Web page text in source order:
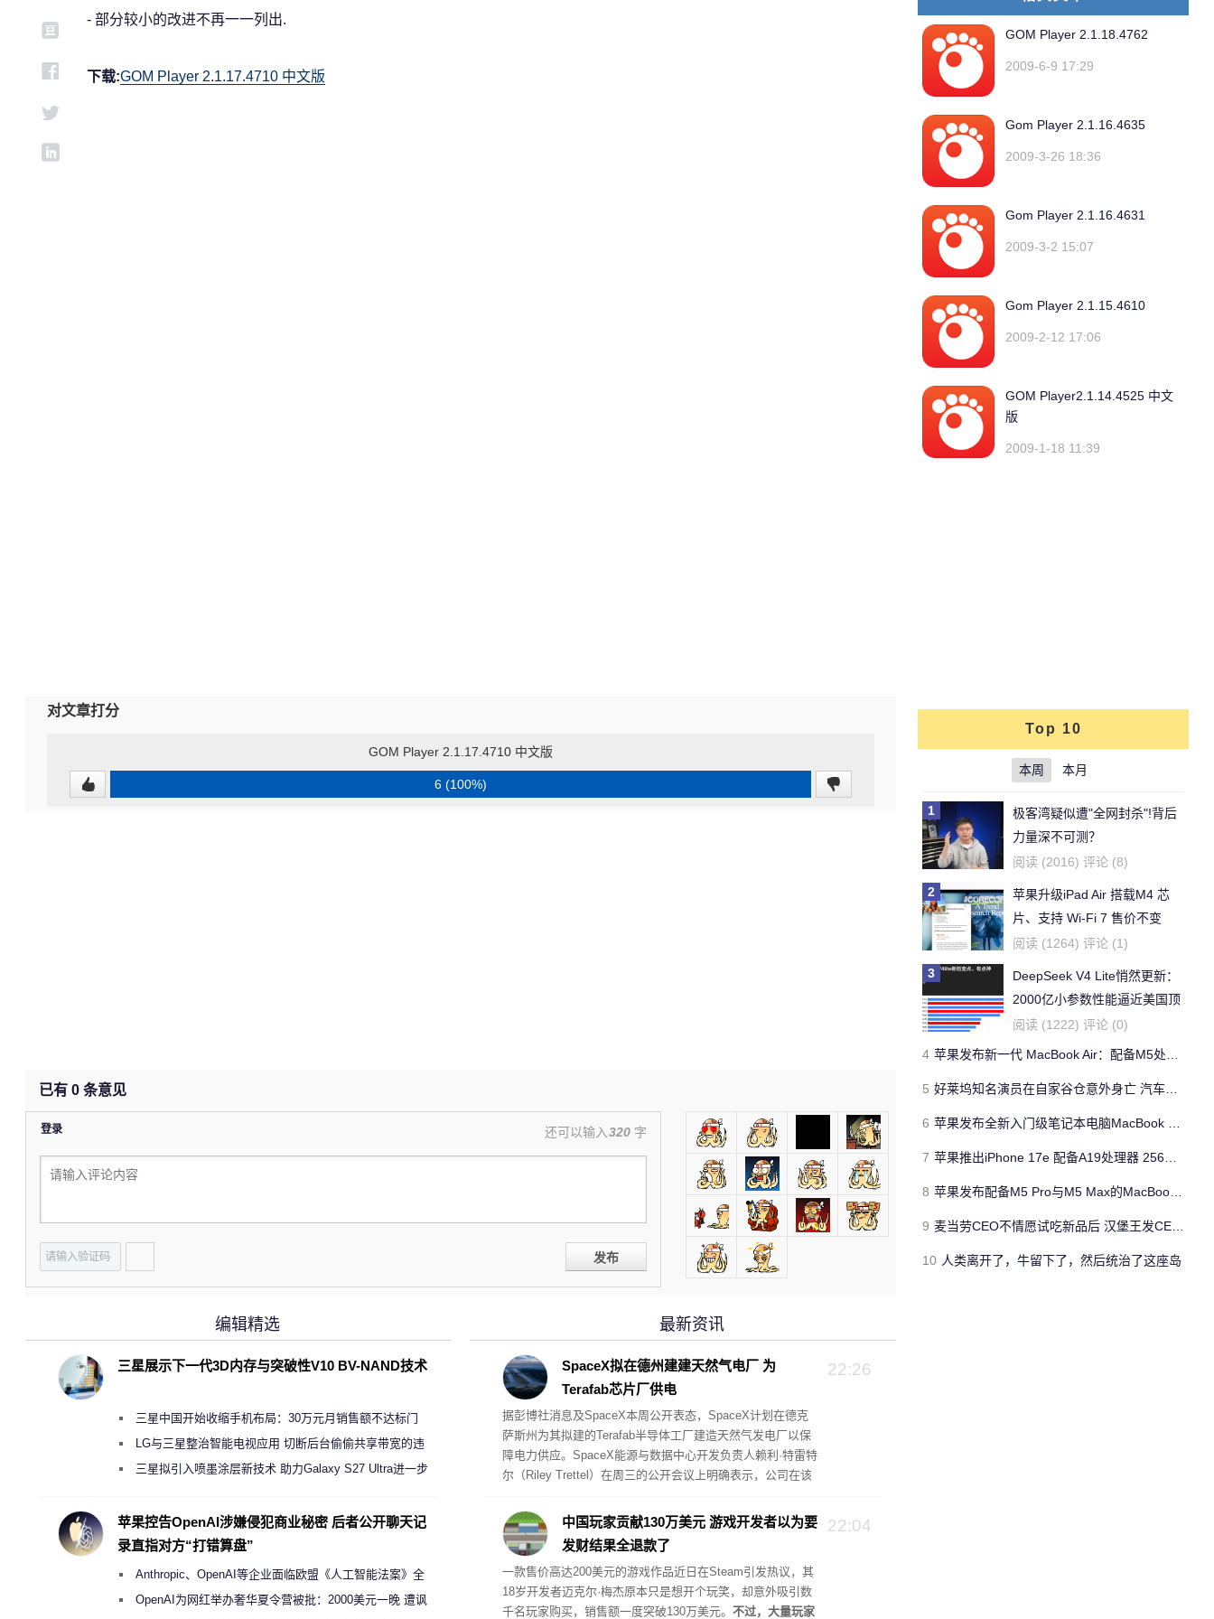
- 部分较小的改进不再一一列出.
下载:GOM Player 2.1.17.4710 中文版
对文章打分
GOM Player 2.1.17.4710 中文版
6 (100%)
已有 0 条意见
登录 还可以输入320 字
发布
最新资讯
22:26
SpaceX拟在德州建建天然气电厂 为
Terafab芯片厂供电
据彭博社消息及SpaceX本周公开表态，SpaceX计划在德克
萨斯州为其拟建的Terafab半导体工厂建造天然气发电厂以保
障电力供应。SpaceX能源与数据中心开发负责人赖利·特雷特
尔（Riley Trettel）在周三的公开会议上明确表示，公司在该
阵列。
22:04
中国玩家贡献130万美元 游戏开发者以为要
发财结果全退款了
一款售价高达200美元的游戏作品近日在Steam引发热议，其
18岁开发者迈克尔·梅杰原本只是想开个玩笑，却意外吸引数
千名玩家购买，销售额一度突破130万美元。 不过，大量玩家
编辑精选
三星展示下一代3D内存与突破性V10 BV-NAND技术
三星中国开始收缩手机布局：30万元月销售额不达标门
店 将被逐步清退
LG与三星整治智能电视应用 切断后台偷偷共享带宽的违
规行为三星拟引入喷墨涂层新技术 助力Galaxy S27 Ultra进一步
苹果控告OpenAI涉嫌侵犯商业秘密 后者公开聊天记
录直指对方“打错算盘”
Anthropic、OpenAI等企业面临欧盟《人工智能法案》全
新执法权限审查
OpenAI为网红举办奢华夏令营被批：2000美元一晚 遭讽
GOM Player 2.1.18.4762
2009-6-9 17:29
Gom Player 2.1.16.4635
2009-3-26 18:36
Gom Player 2.1.16.4631
2009-3-2 15:07
Gom Player 2.1.15.4610
2009-2-12 17:06
GOM Player2.1.14.4525 中文
版
2009-1-18 11:39
Top 10
本周 本月
1
极客湾疑似遭"全网封杀"!背后
力量深不可测？
阅读 (2016) 评论 (8)
2
苹果升级iPad Air 搭载M4 芯
片、支持 Wi‑Fi 7 售价不变
阅读 (1264) 评论 (1)
3
DeepSeek V4 Lite悄然更新：
2000亿小参数性能逼近美国顶
流
阅读 (1222) 评论 (0)
4 苹果发布新一代 MacBook Air：配备M5处理器 性能、存储与 AI 全面升级 ​
5 好莱坞知名演员在自家谷仓意外身亡 汽车搭电时突然自燃
6 苹果发布全新入门级笔记本电脑MacBook Neo 起售价599美元
7 苹果推出iPhone 17e 配备A19处理器 256GB容量起步 刘海屏依旧
8 苹果发布配备M5 Pro与M5 Max的MacBook Pro 本地AI能力再升级 ​
9 麦当劳CEO不情愿试吃新品后 汉堡王发CEO狠咬皇堡视频借势营销
10 人类离开了，牛留下了，然后统治了这座岛